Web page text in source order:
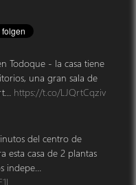
Todoque - la casa tiene
una gran sala de
https://t.co/LJQrtCqziv
del centro de
esta casa de 2 plantas
indepe…